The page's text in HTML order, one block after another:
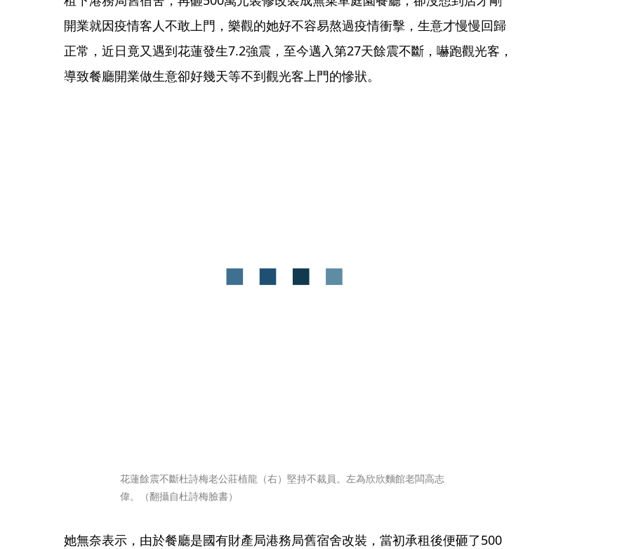
開業就因疫情客人不敢上門，樂觀的她好不容易熬過疫情衝擊，生意才慢慢回歸
正常，近日竟又遇到花蓮發生7.2強震，至今邁入第27天餘震不斷，嚇跑觀光客，
導致餐廳開業做生意卻好幾天等不到觀光客上門的慘狀。
花蓮餘震不斷杜詩梅老公莊植龍（右）堅持不裁員。左為欣欣麵館老闆高志
偉。（翻攝自杜詩梅臉書）
她無奈表示，由於餐廳是國有財產局港務局舊宿舍改裝，當初承租後便砸了500